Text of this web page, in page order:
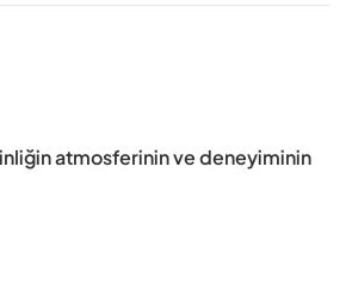
atmosferinin ve deneyiminin